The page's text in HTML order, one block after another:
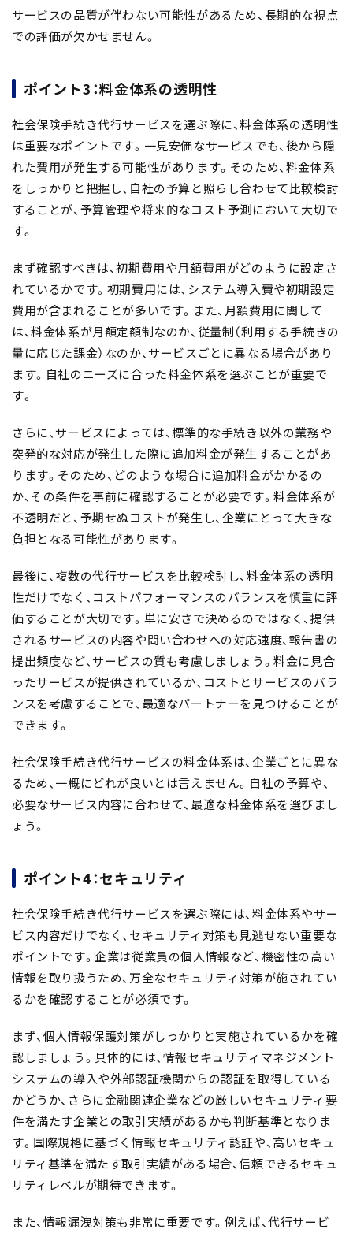
サービスの品質が伴わない可能性があるため、 長期的な視点
での評価が欠かせません。
ポイント3：料金体系の透明性
社会保険手続き代行サービスを選ぶ際に、料金体系の透明性
は重要なポイントです。一見安価なサービスでも、後から隠
れた費用が発生する可能性があります。そのため、料金体系
をしっかりと把握し、自社の予算と照らし合わせて比較検討
することが、予算管理や将来的なコスト予測において大切で
す。
まず確認すべきは、初期費用や月額費用がどのように設定さ
れているかです。初期費用には、システム導入費や初期設定
費用が含まれることが多いです。また、月額費用に関して
は、料金体系が月額定額制なのか、従量制（利用する手続きの
量に応じた課金）なのか、サービスごとに異なる場合があり
ます。自社のニーズに合った料金体系を選ぶことが重要で
す。
さらに、サービスによっては、標準的な手続き以外の業務や
突発的な対応が発生した際に追加料金が発生することがあ
ります。そのため、 どのような場合に追加料金がかかるの
か、その条件を事前に確認することが必要です。料金体系が
不透明だと、予期せぬコストが発生し、企業にとって大きな
負担となる可能性があります。
最後に、複数の代行サービスを比較検討し、料金体系の透明
性だけでなく、コストパフォーマンスのバランスを慎重に評
価することが大切です。単に安さで決めるのではなく、提供
されるサービスの内容や問い合わせへの対応速度、報告書の
提出頻度など、サービスの質も考慮 しましょう。料金に見合
ったサービスが提供されているか、コストとサービスのバラ
ンスを考慮することで、最適なパートナーを見つけることが
できます。
社会保険手続き代行サービスの料金体系は、企業ごとに異な
るため、一概にどれが良いとは言えません。自社の予算や、
必要なサービス内容に合わせて、最適な料金体系を選びまし
ょう。
ポイント4：セキュリティ
社会保険手続き代行サービスを選ぶ際には、料金体系やサー
ビス内容だけでなく、 セキュリティ対策も見逃せない重要な
ポイントです。企業は従業員の個人情報など、機密性の高い
情報を取り扱うため、万全なセキュリティ対策が施されてい
るかを確認することが必須です。
まず、個人情報保護対策がしっかりと実施されているかを確
認しましょう。具体的には、情報セキュリティマネジメント
システムの導入や外部認証機関からの認証を取得している
かどうか、さらに金融関連企業などの厳しいセキュリティ要
件を満たす企業との取引実績があるかも判断基準となりま
す。国際規格に基づく情報セキュリティ認証や、高いセキュ
リティ基準を満たす取引実績がある場合、信頼できるセキュ
リティレベルが期待できます。
また、情報漏洩対策も非常に重要です。例えば、代行サービ